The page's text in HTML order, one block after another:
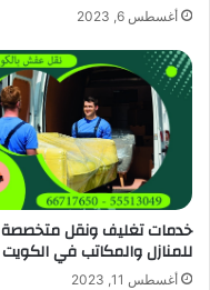
أغسطس 6, 2023
خدمات تغليف ونقل متخصصة
للمنازل والمكاتب في الكويت
أغسطس 11, 2023